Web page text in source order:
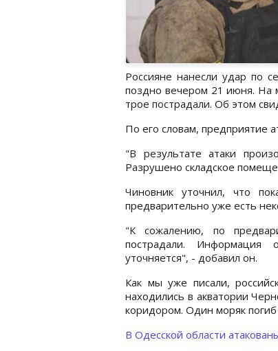
Россияне нанесли удар по
поздно вечером 21 июня. На
трое пострадали. Об этом
По его словам, предприятие
"В результате атаки
Разрушено складское
Чиновник уточнил, что
предварительно уже есть
"К сожалению, по
пострадали. Информация
уточняется", - добавил он.
Как мы уже писали,
находились в акватории
коридором. Один моряк
В Одесской области